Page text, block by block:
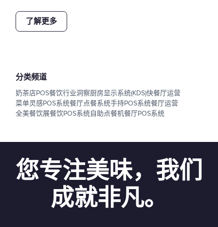
了解更多
分类频道
奶茶店POS餐饮行业洞察厨房显示系统(KDS)快餐厅运营
菜单灵感POS系统餐厅点餐系统手持POS系统餐厅运营
全美餐饮展餐饮POS系统自助点餐机餐厅POS系统
您专注美味，我们
成就非凡。